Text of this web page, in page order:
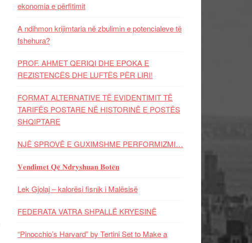
ekonomia e përfitimit
A ndihmon krijimtaria në zbulimin e potencialeve të
fshehura?
PROF. AHMET QERIQI DHE EPOKA E
REZISTENCЁS DHE LUFTЁS PЁR LIRI!
FORMAT ALTERNATIVE TË EVIDENTIMIT TË
TARIFËS POSTARE NË HISTORINË E POSTËS
SHQIPTARE
NJË SPROVË E GUXIMSHME PERFORMIZMI…
𝐕𝐞𝐧𝐝𝐢𝐦𝐞𝐭 𝐐𝐞̈ 𝐍𝐝𝐫𝐲𝐬𝐡𝐮𝐚𝐧 𝐁𝐨𝐭𝐞̈𝐧
Lek Gjolaj – kalorësi fisnik i Malësisë
FEDERATA VATRA SHPALLË KRYESINË
“Pinocchio’s Harvard” by Tertini Set to Make a